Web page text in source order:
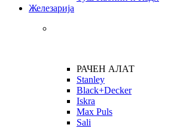
Железарија
РАЧЕН АЛАТ
Stanley
Black+Decker
Iskra
Max Puls
Sali